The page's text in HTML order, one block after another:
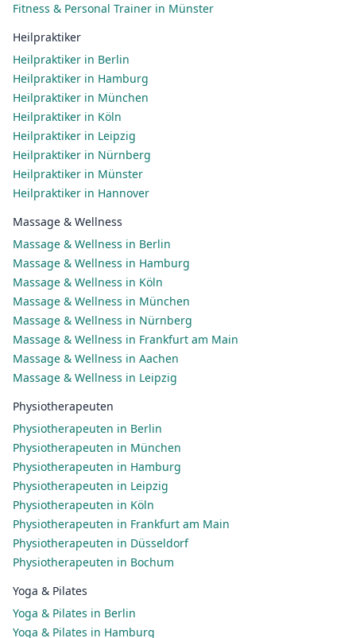
Fitness & Personal Trainer in Münster
Heilpraktiker
Heilpraktiker in Berlin
Heilpraktiker in Hamburg
Heilpraktiker in München
Heilpraktiker in Köln
Heilpraktiker in Leipzig
Heilpraktiker in Nürnberg
Heilpraktiker in Münster
Heilpraktiker in Hannover
Massage & Wellness
Massage & Wellness in Berlin
Massage & Wellness in Hamburg
Massage & Wellness in Köln
Massage & Wellness in München
Massage & Wellness in Nürnberg
Massage & Wellness in Frankfurt am Main
Massage & Wellness in Aachen
Massage & Wellness in Leipzig
Physiotherapeuten
Physiotherapeuten in Berlin
Physiotherapeuten in München
Physiotherapeuten in Hamburg
Physiotherapeuten in Leipzig
Physiotherapeuten in Köln
Physiotherapeuten in Frankfurt am Main
Physiotherapeuten in Düsseldorf
Physiotherapeuten in Bochum
Yoga & Pilates
Yoga & Pilates in Berlin
Yoga & Pilates in Hamburg